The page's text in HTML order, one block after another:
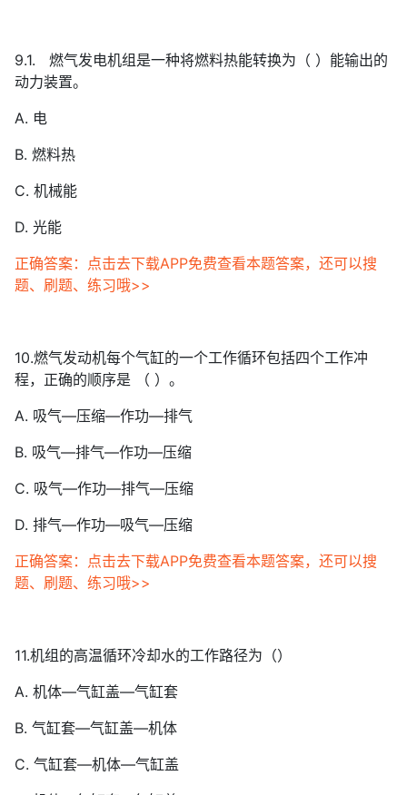
9.1. 燃气发电机组是一种将燃料热能转换为（ ）能输出的
动力装置。
A. 电
B. 燃料热
C. 机械能
D. 光能
正确答案：点击去下载APP免费查看本题答案，还可以搜
题、刷题、练习哦>>
10.燃气发动机每个气缸的一个工作循环包括四个工作冲
程，正确的顺序是 （ ）。
A. 吸气—压缩—作功—排气
B. 吸气—排气—作功—压缩
C. 吸气—作功—排气—压缩
D. 排气—作功—吸气—压缩
正确答案：点击去下载APP免费查看本题答案，还可以搜
题、刷题、练习哦>>
11.机组的高温循环冷却水的工作路径为（）
A. 机体—气缸盖—气缸套
B. 气缸套—气缸盖—机体
C. 气缸套—机体—气缸盖